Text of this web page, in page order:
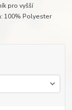
pro vyšší
100% Polyester